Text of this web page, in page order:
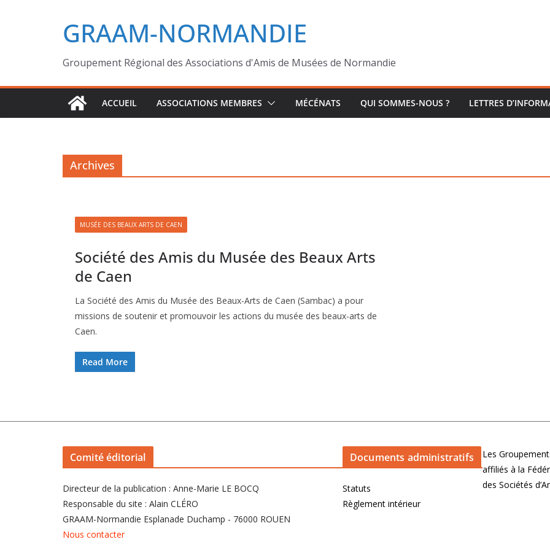
GRAAM-NORMANDIE
Groupement Régional des Associations d'Amis de Musées de Normandie
ACCUEIL ASSOCIATIONS MEMBRES MÉCÉNATS QUI SOMMES-NOUS ? LETTRES
Archives
MUSÉE DES BEAUX ARTS DE CAEN
Société des Amis du Musée des Beaux Arts
de Caen
La Société des Amis du Musée des Beaux-Arts de Caen (Sambac) a pour
missions de soutenir et promouvoir les actions du musée des beaux-arts de
Caen.
Read More
Comité éditorial
Directeur de la publication : Anne-Marie LE BOCQ
Responsable du site : Alain CLÉRO
GRAAM-Normandie Esplanade Duchamp - 76000 ROUEN
Nous contacter
Documents administratifs
Statuts
Règlement intérieur
Les
affiliés à la
des Sociétés